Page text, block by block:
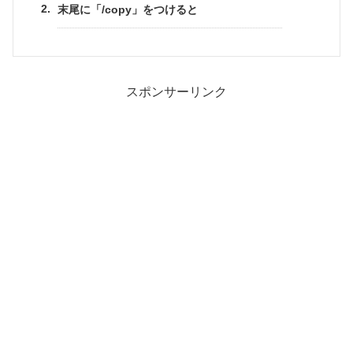
末尾に「/copy」をつけると
スポンサーリンク